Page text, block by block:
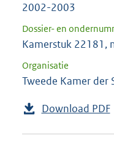
2002-2003
Dossier- en
Kamerstuk 22181,
Organisatie
Tweede Kamer der
Download PDF